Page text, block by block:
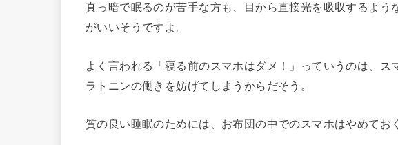
真っ暗で眠るのが苦手な方も、目から直接光を吸収するよう
がいいそうですよ。
よく言われる「寝る前のスマホはダメ！」っていうのは、ス
ラトニンの働きを妨げてしまうからだそう。
質の良い睡眠のためには、お布団の中でのスマホはやめてお